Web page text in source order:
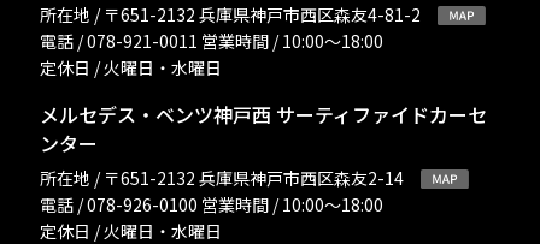
所在地 / 〒651-2132 兵庫県神戸市西区森友4-81-2
電話 / 078-921-0011 営業時間 / 10:00〜18:00
定休日 / 火曜日・水曜日
メルセデス・ベンツ神戸西 サーティファイドカーセ
ンター
所在地 / 〒651-2132 兵庫県神戸市西区森友2-14
電話 / 078-926-0100 営業時間 / 10:00〜18:00
定休日 / 火曜日・水曜日